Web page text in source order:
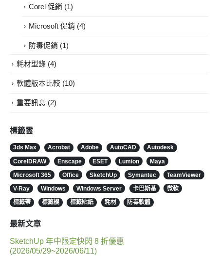
Corel 促銷 (1)
Microsoft 促銷 (4)
防毒促銷 (1)
耗材型錄 (4)
軟體版本比較 (10)
重要訊息 (2)
標籤雲
3ds Max Acrobat Adobe AutoCAD Autodesk
CorelDRAW Enscape ESET Lumion Maya
Microsoft 365 Office SketchUp Symantec TeamViewer
V-Ray Windows Windows Server 卡巴斯基 微軟
標籤帶 標籤機 標籤貼紙 耗材 防毒軟體
最新文章
SketchUp 年中限定快閃 8 折優惠
(2026/05/29~2026/06/11)